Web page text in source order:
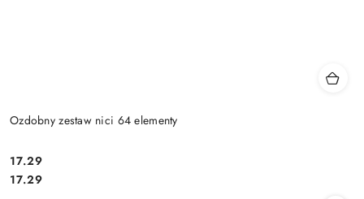
Ozdobny zestaw nici 64 elementy
Cena:
17.29
Cena:
17.29